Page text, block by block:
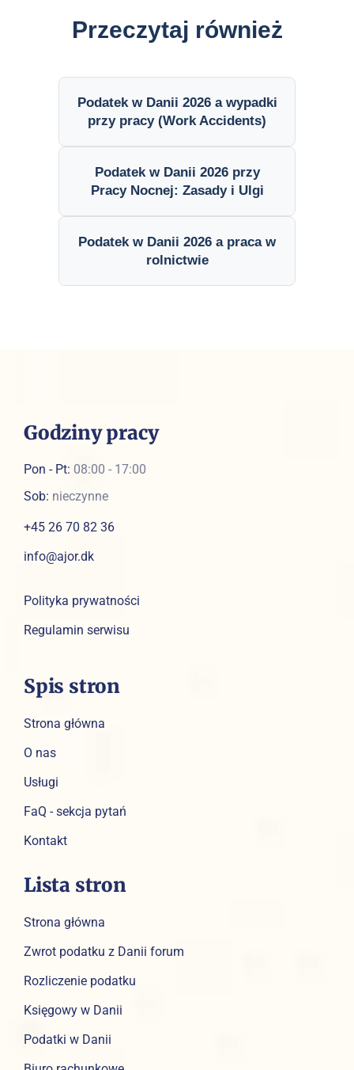
Przeczytaj również
Podatek w Danii 2026 a wypadki
przy pracy (Work Accidents)
Podatek w Danii 2026 przy
Pracy Nocnej: Zasady i Ulgi
Podatek w Danii 2026 a praca w
rolnictwie
Godziny pracy
Pon - Pt: 08:00 - 17:00
Sob: nieczynne
+45 26 70 82 36
info@ajor.dk
Polityka prywatności
Regulamin serwisu
Spis stron
Strona główna
O nas
Usługi
FaQ - sekcja pytań
Kontakt
Lista stron
Strona główna
Zwrot podatku z Danii forum
Rozliczenie podatku
Księgowy w Danii
Podatki w Danii